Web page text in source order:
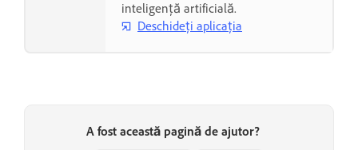
inteligență artificială.
Deschideți aplicația
A fost această pagină de ajutor?